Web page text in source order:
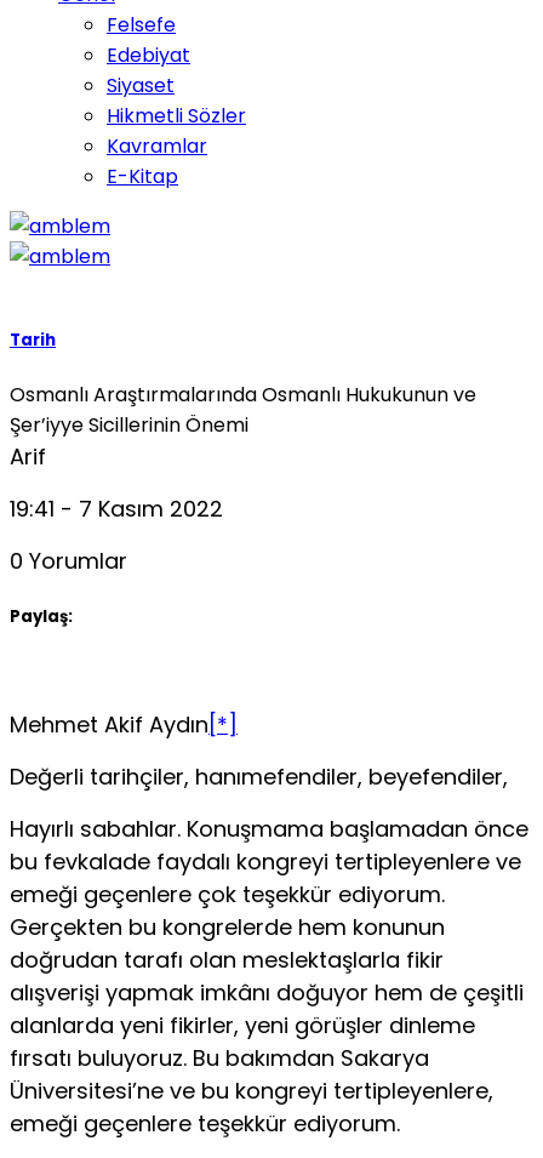
Felsefe
Edebiyat
Siyaset
Hikmetli Sözler
Kavramlar
E-Kitap
Tarih
Osmanlı Araştırmalarında Osmanlı Hukukunun ve
Şer’iyye Sicillerinin Önemi
Arif
19:41 - 7 Kasım 2022
0 Yorumlar
Paylaş:
Mehmet Akif Aydın[*]
Değerli tarihçiler, hanımefendiler, beyefendiler,
Hayırlı sabahlar. Konuşmama başlamadan önce
bu fevkalade faydalı kongreyi tertipleyenlere ve
emeği geçenlere çok teşekkür ediyorum.
Gerçekten bu kongrelerde hem konunun
doğrudan tarafı olan meslektaşlarla fikir
alışverişi yapmak imkânı doğuyor hem de çeşitli
alanlarda yeni fikirler, yeni görüşler dinleme
fırsatı buluyoruz. Bu bakımdan Sakarya
Üniversitesi’ne ve bu kongreyi tertipleyenlere,
emeği geçenlere teşekkür ediyorum.